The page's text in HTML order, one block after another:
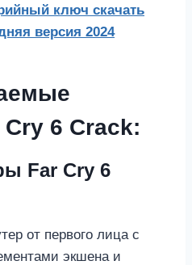
ключ скачать
версия 2024
6 Crack:
Far Cry 6
от первого лица с
экшена и